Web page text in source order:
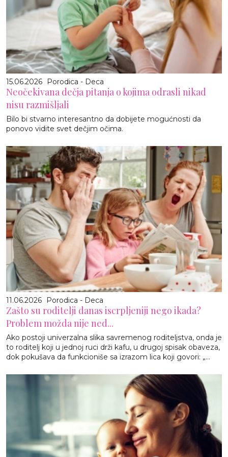
15.06.2026 Porodica - Deca
Neočekivana dečja pitanja o kojima odrasli nikad
nisu razmišljali
Bilo bi stvarno interesantno da dobijete mogućnosti da
ponovo vidite svet dečjim očima.
11.06.2026 Porodica - Deca
Zašto su roditelji danas iscrpljeniji nego ikada?
Problem možda nije ned...
Ako postoji univerzalna slika savremenog roditeljstva, onda je
to roditelj koji u jednoj ruci drži kafu, u drugoj spisak obaveza,
dok pokušava da funkcioniše sa izrazom lica koji govori: „...